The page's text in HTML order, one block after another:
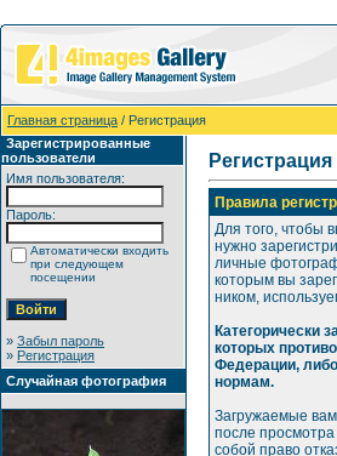
Главная страница / Регистрация
Зарегистрированные
пользователи
Имя пользователя:
Пароль:
Автоматически входить
при следующем
посещении
» Забыл пароль
» Регистрация
Случайная фотография
Регистрация
Правила
Для того, чтобы
нужно
личные
которым вы
ником,
Категорически
которых
Федерации,
нормам.
Загружаемые
после
собой право